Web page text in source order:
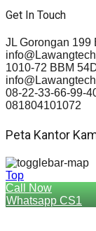
Get In Touch
JL Gorongan 199
1010-72 BBM
08-22-33-66-99-
081804101072
Peta Kantor
Top
Call Now
Whatsapp CS1